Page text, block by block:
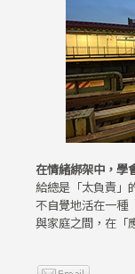
在情緒綁架中，學
給總是「太負責」
不自覺地活在一種
與家庭之間，在「